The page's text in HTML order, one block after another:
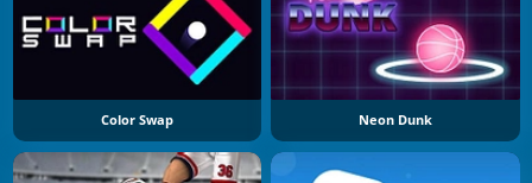
Color Swap Neon Dunk